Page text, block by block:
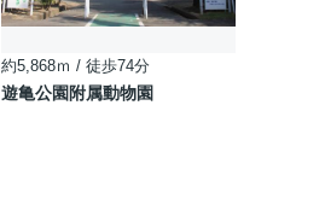
約5,868ｍ / 徒歩74分
遊亀公園附属動物園